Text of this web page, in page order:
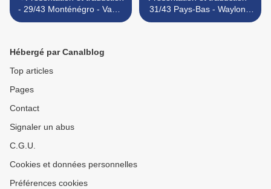
- 29/43 Monténégro - Vanja
Radovanović / Вања
31/43 Pays-Bas - Waylon -
Outlaw in 'Em >
Hébergé par Canalblog
Top articles
Pages
Contact
Signaler un abus
C.G.U.
Cookies et données personnelles
Préférences cookies